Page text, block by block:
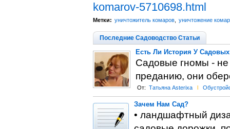
komarov-5710698.html
Метки: уничтожитель комаров, уничтожение
Последние Садоводство Статьи
Есть Ли История У
Садовые гномы - не
преданию, они
От: Татьяна Asterixa l
Зачем Нам Сад?
• ландшафтный